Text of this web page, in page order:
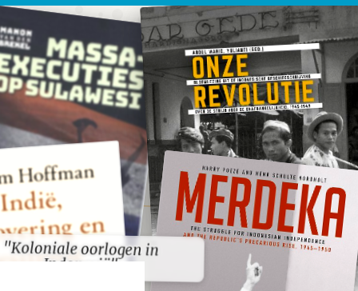
"Koloniale oorlogen in
Indonesië"
"Koloniale oorlogen in
Indonesië"
Personen
Trefwoorden